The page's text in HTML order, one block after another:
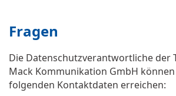
Fragen
Die Datenschutzverantwortliche der
Mack Kommunikation GmbH
folgenden Kontaktdaten erreichen: